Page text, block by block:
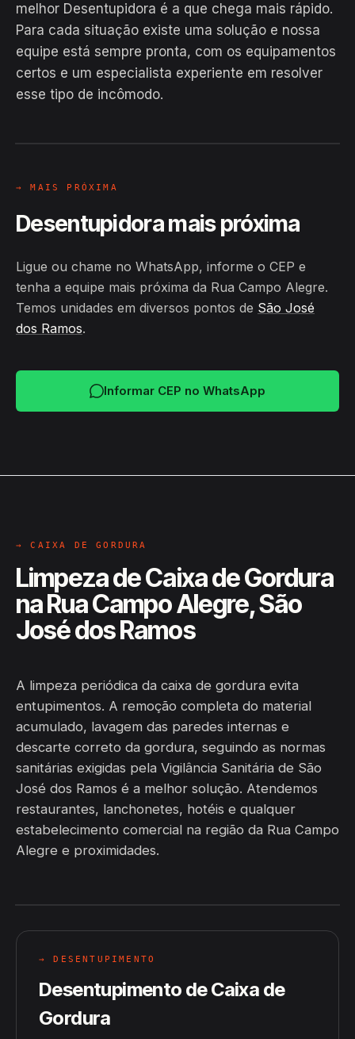
melhor Desentupidora é a que chega mais rápido.
Para cada situação existe uma solução e nossa
equipe está sempre pronta, com os equipamentos
certos e um especialista experiente em resolver
esse tipo de incômodo.
EM CAMPO
Hiroshiro · Rua Campo Alegre, São
→ MAIS PRÓXIMA
Desentupidora mais próxima
Ligue ou chame no WhatsApp, informe o CEP e
tenha a equipe mais próxima da Rua Campo Alegre.
Temos unidades em diversos pontos de São José
dos Ramos.
Informar CEP no WhatsApp
→ CAIXA DE GORDURA
Limpeza de Caixa de Gordura
na Rua Campo Alegre, São
José dos Ramos
A limpeza periódica da caixa de gordura evita
entupimentos. A remoção completa do material
acumulado, lavagem das paredes internas e
descarte correto da gordura, seguindo as normas
sanitárias exigidas pela Vigilância Sanitária de São
José dos Ramos é a melhor solução. Atendemos
restaurantes, lanchonetes, hotéis e qualquer
estabelecimento comercial na região da Rua Campo
Alegre e proximidades.
→ DESENTUPIMENTO
Desentupimento de Caixa de
Gordura